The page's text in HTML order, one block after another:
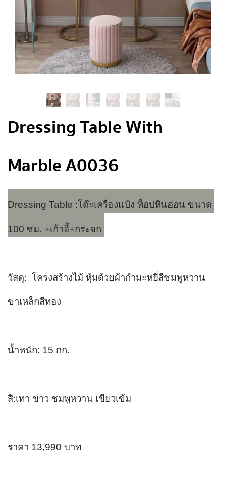
Dressing Table With
Marble A0036
Dressing Table :โต๊ะเครื่องแป้ง ท็อปหินอ่อน ขนาด
100 ซม. +เก้าอี้+กระจก
วัสดุ:  โครงสร้างไม้ หุ้มด้วยผ้ากำมะหยี่สีชมพูหวาน
ขาเหล็กสีทอง
น้ำหนัก: 15 กก.
สี:เทา ขาว ชมพูหวาน เขียวเข้ม
ราคา 13,990 บาท